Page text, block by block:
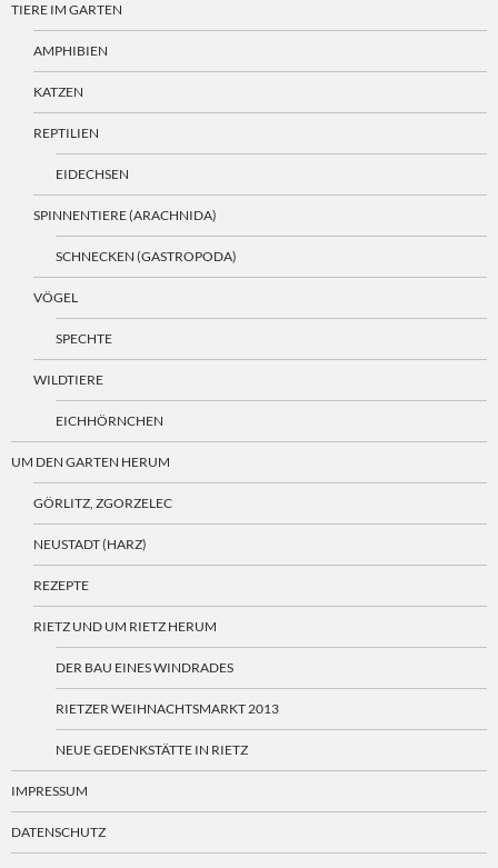
TIERE IM GARTEN
AMPHIBIEN
KATZEN
REPTILIEN
EIDECHSEN
SPINNENTIERE (ARACHNIDA)
SCHNECKEN (GASTROPODA)
VÖGEL
SPECHTE
WILDTIERE
EICHHÖRNCHEN
UM DEN GARTEN HERUM
GÖRLITZ, ZGORZELEC
NEUSTADT (HARZ)
REZEPTE
RIETZ UND UM RIETZ HERUM
DER BAU EINES WINDRADES
RIETZER WEIHNACHTSMARKT 2013
NEUE GEDENKSTÄTTE IN RIETZ
IMPRESSUM
DATENSCHUTZ